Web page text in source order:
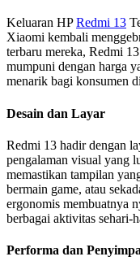
Keluaran HPRedmi 13
Xiaomi kembali
terbaru mereka, Redmi
mumpuni dengan harga
menarik bagi konsumen
Desain dan Layar
Redmi 13 hadir dengan
pengalaman visual yang
memastikan tampilan
bermain game, atau
ergonomis membuatnya
berbagai aktivitas sehari-
Performa dan